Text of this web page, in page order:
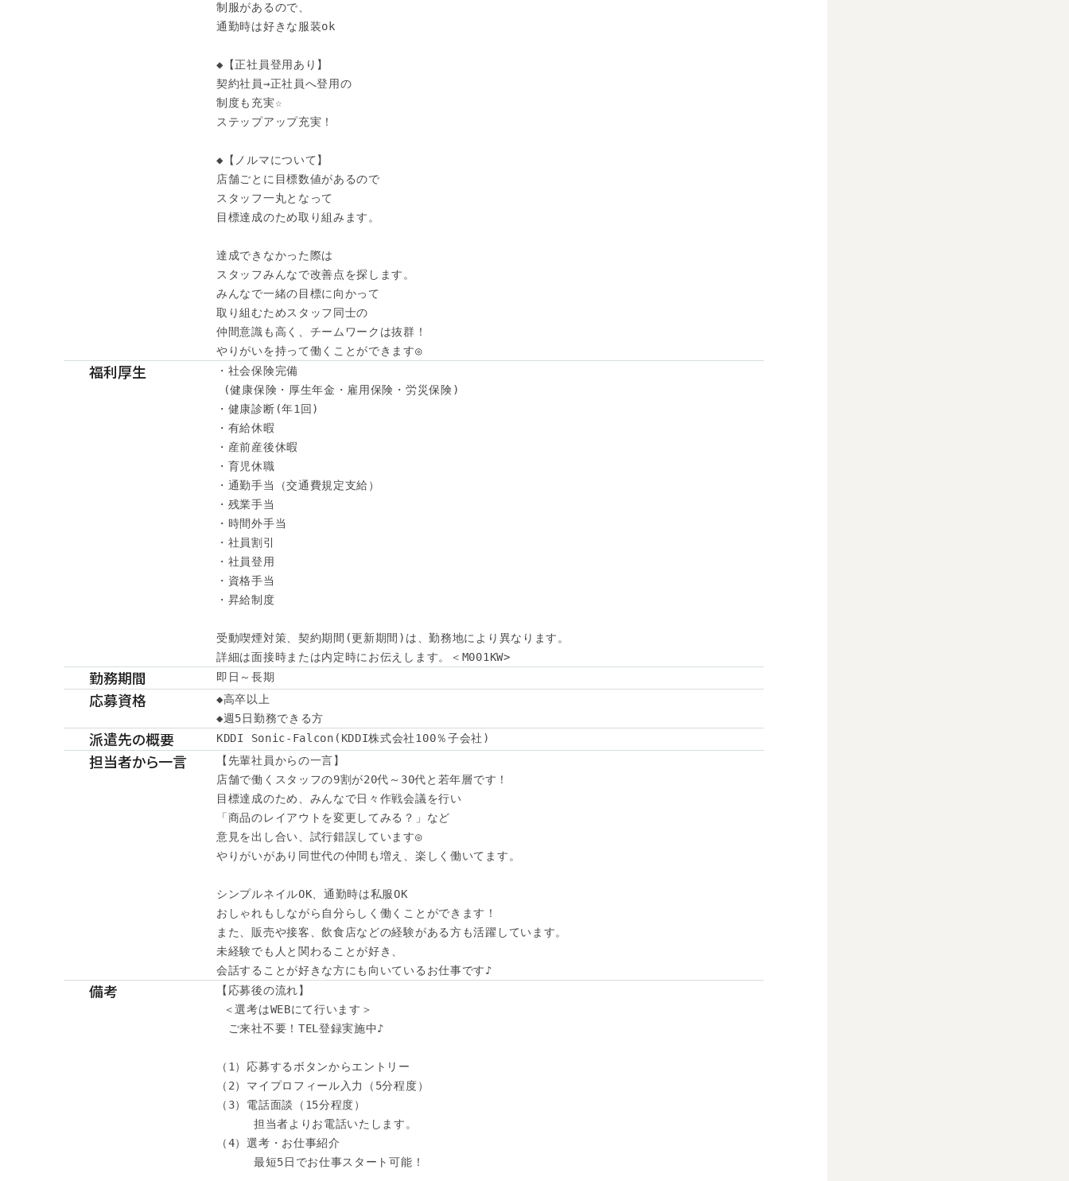
制服があるので、
通勤時は好きな服装ok
◆【正社員登用あり】
契約社員→正社員へ登用の
制度も充実☆
ステップアップ充実！
◆【ノルマについて】
店舗ごとに目標数値があるので
スタッフ一丸となって
目標達成のため取り組みます。
達成できなかった際は
スタッフみんなで改善点を探します。
みんなで一緒の目標に向かって
取り組むためスタッフ同士の
仲間意識も高く、チームワークは抜群！
やりがいを持って働くことができます◎
福利厚生
・社会保険完備
(健康保険・厚生年金・雇用保険・労災保険)
・健康診断(年1回)
・有給休暇
・産前産後休暇
・育児休職
・通勤手当（交通費規定支給）
・残業手当
・時間外手当
・社員割引
・社員登用
・資格手当
・昇給制度
受動喫煙対策、契約期間(更新期間)は、勤務地により異なります。
詳細は面接時または内定時にお伝えします。＜M001KW>
勤務期間 即日～長期
応募資格
◆高卒以上
◆週5日勤務できる方
派遣先の概要 KDDI Sonic-Falcon(KDDI株式会社100％子会社)
担当者から一言
【先輩社員からの一言】
店舗で働くスタッフの9割が20代～30代と若年層です！
目標達成のため、みんなで日々作戦会議を行い
「商品のレイアウトを変更してみる？」など
意見を出し合い、試行錯誤しています◎
やりがいがあり同世代の仲間も増え、楽しく働いてます。
シンプルネイルOK、通勤時は私服OK
おしゃれもしながら自分らしく働くことができます！
また、販売や接客、飲食店などの経験がある方も活躍しています。
未経験でも人と関わることが好き、
会話することが好きな方にも向いているお仕事です♪
備考
【応募後の流れ】
＜選考はWEBにて行います＞
ご来社不要！TEL登録実施中♪
（1）応募するボタンからエントリー
（2）マイプロフィール入力（5分程度）
（3）電話面談（15分程度）
担当者よりお電話いたします。
（4）選考・お仕事紹介
最短5日でお仕事スタート可能！